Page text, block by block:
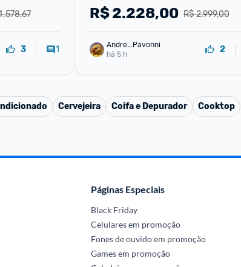
3 1
110V
R$ 2.999,00
R$2.228,00
Andre_Pavonni
há 5 h
2
Cervejeira Coifa e Depurador Cooktop
Páginas Especiais
Black Friday
Celulares em promoção
Fones de ouvido em promoção
Games em promoção